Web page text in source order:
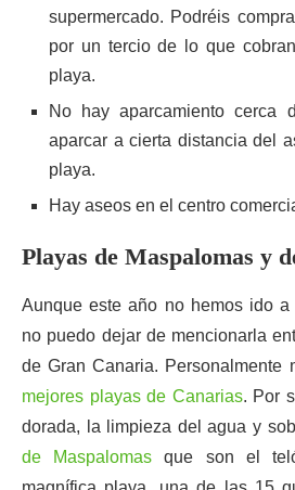
supermercado. Podréis
por un tercio de lo que
playa.
No hay aparcamiento cerca
aparcar a cierta distancia del
playa.
Hay aseos en el centro
Playas de Maspalomas y
Aunque este año no hemos ido a
no puedo dejar de mencionarla
de Gran Canaria. Personalmente
mejores playas de Canarias. Por
dorada, la limpieza del agua y
de Maspalomas que son el